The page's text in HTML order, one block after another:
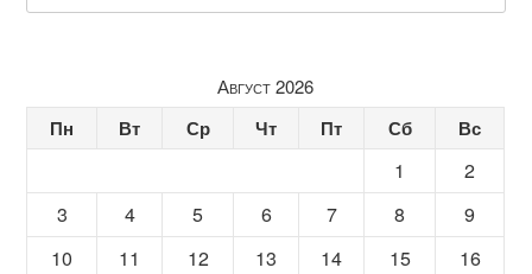
Август 2026
Пн Вт Ср Чт Пт Сб Вс
1
2
3
4 5 6 7 8
9
10
11 12 13 14 15
16